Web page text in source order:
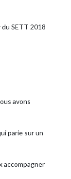
SETT 2018
avons
parie sur un
accompagner